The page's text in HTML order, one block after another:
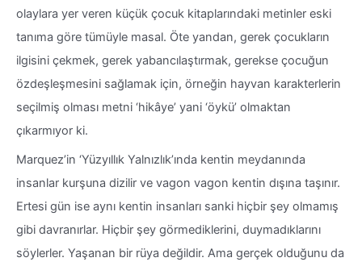
olaylara yer veren küçük çocuk kitaplarındaki metinler eski
tanıma göre tümüyle masal. Öte yandan, gerek çocukların
ilgisini çekmek, gerek yabancılaştırmak, gerekse çocuğun
özdeşleşmesini sağlamak için, örneğin hayvan karakterlerin
seçilmiş olması metni ‘hikâye’ yani ‘öykü’ olmaktan
çıkarmıyor ki.
Marquez’in ‘Yüzyıllık Yalnızlık’ında kentin meydanında
insanlar kurşuna dizilir ve vagon vagon kentin dışına taşınır.
Ertesi gün ise aynı kentin insanları sanki hiçbir şey olmamış
gibi davranırlar. Hiçbir şey görmediklerini, duymadıklarını
söylerler. Yaşanan bir rüya değildir. Ama gerçek olduğunu da